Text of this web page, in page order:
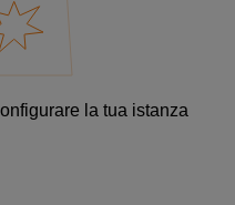
la tua istanza